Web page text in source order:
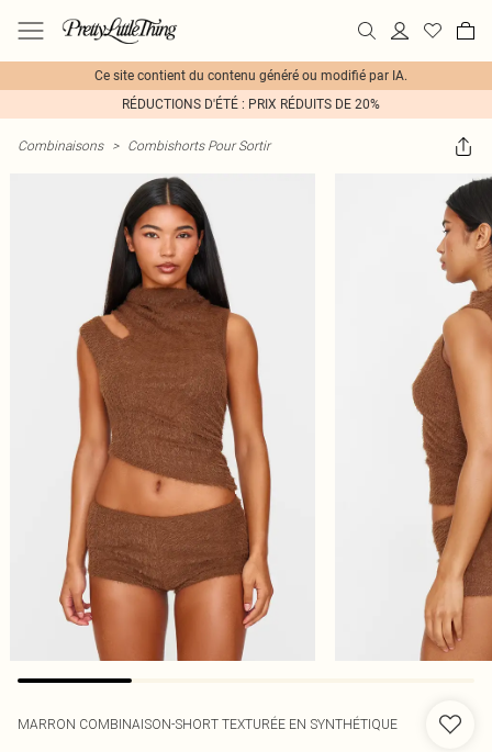
Ce site contient du contenu généré ou modifié par IA.
RÉDUCTIONS D'ÉTÉ : PRIX RÉDUITS DE 20%
Combinaisons > Combishorts Pour Sortir
MARRON COMBINAISON-SHORT TEXTURÉE EN SYNTHÉTIQUE